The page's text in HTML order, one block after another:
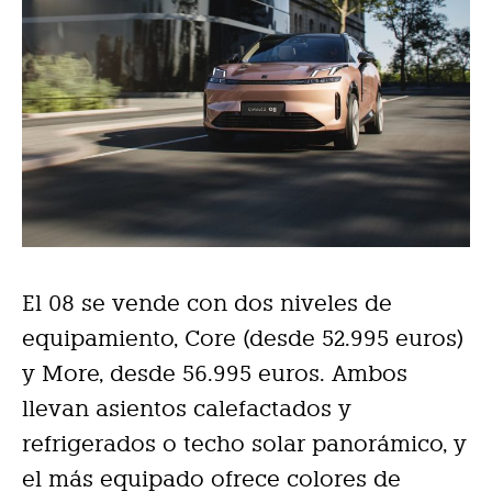
El 08 se vende con dos niveles de
equipamiento, Core (desde 52.995 euros)
y More, desde 56.995 euros. Ambos
llevan asientos calefactados y
refrigerados o techo solar panorámico, y
el más equipado ofrece colores de